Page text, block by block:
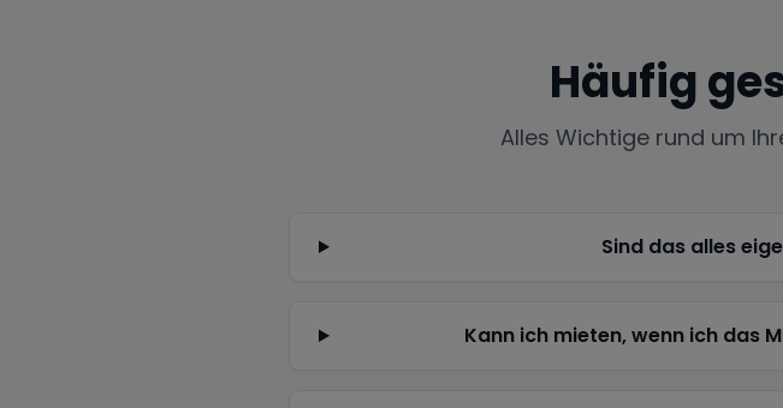
Häufig
Alles Wichtige rund um
Sind das alles
Kann ich mieten, wenn ich das